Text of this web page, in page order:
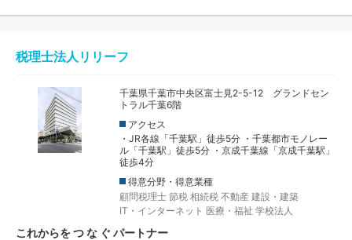
税理士法人リリーフ
千葉県千葉市中央区富士見2-5-12 グランドセン
トラル千葉6階
アクセス
・JR各線「千葉駅」徒歩5分 ・千葉都市モノレー
ル「千葉駅」徒歩5分 ・京成千葉線「京成千葉駅」
徒歩4分
得意分野・得意業種
顧問税理士 節税 相続税 不動産 建設・建築
IT・インターネット 医療・福祉 学校法人
これからを つ な ぐ パートナー